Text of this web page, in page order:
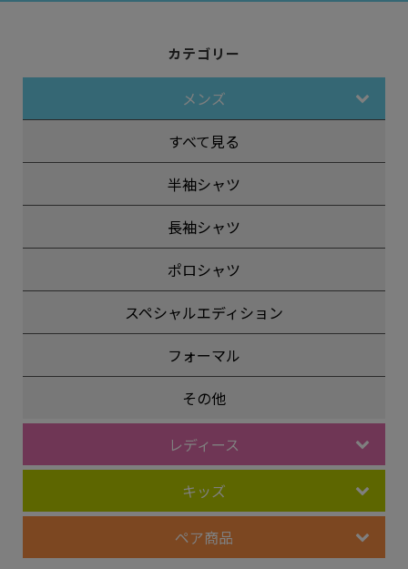
カテゴリー
メンズ
すべて見る
半袖シャツ
長袖シャツ
ポロシャツ
スペシャルエディション
フォーマル
その他
レディース
キッズ
ペア商品